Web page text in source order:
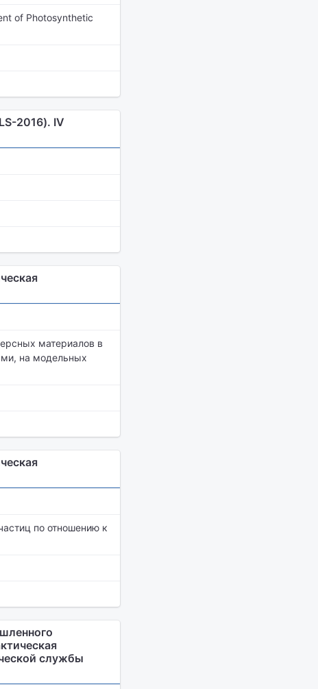
of Photosynthetic
2016). IV
материалов в
на модельных
по отношению к
службы